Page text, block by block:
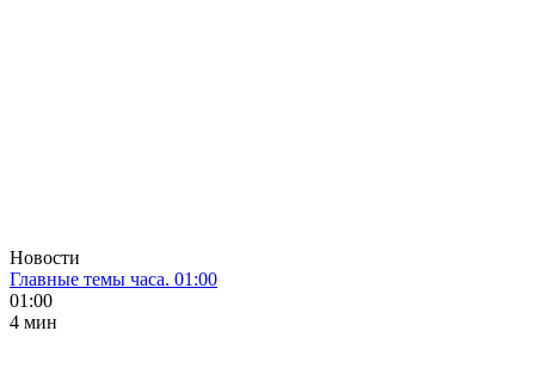
Новости
Главные темы часа. 01:00
01:00
4 мин